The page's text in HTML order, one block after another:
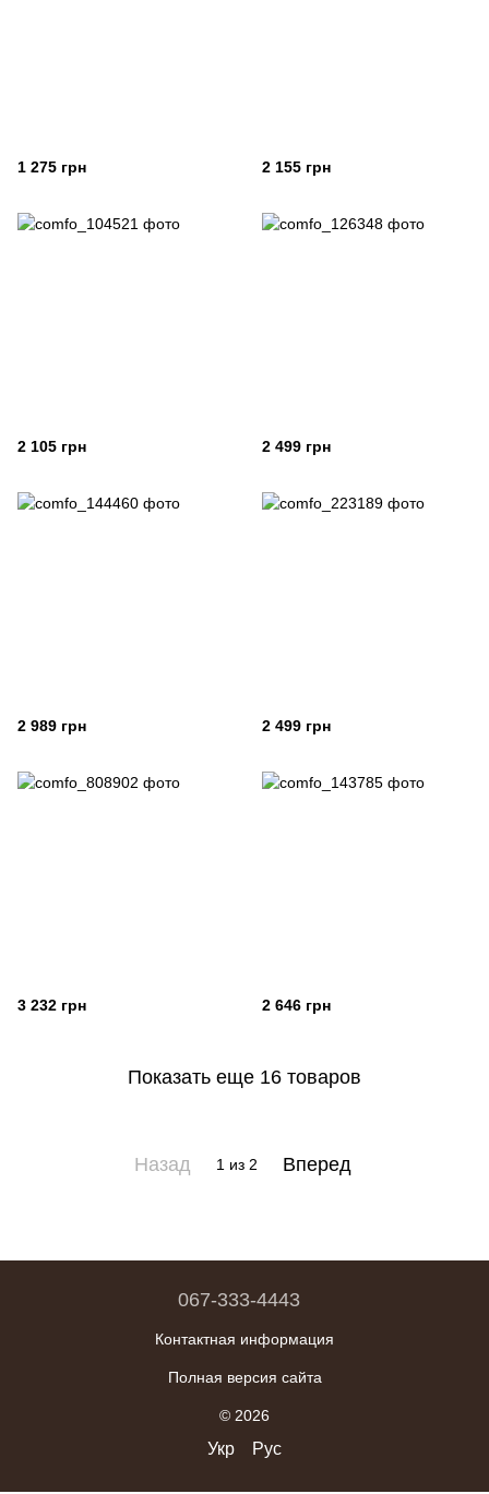
1 275 грн 2 155 грн
2 105 грн 2 499 грн
2 989 грн 2 499 грн
3 232 грн 2 646 грн
Показать еще 16 товаров
Назад 1 из 2 Вперед
067-333-4443
Контактная информация
Полная версия сайта
© 2026
Укр Рус